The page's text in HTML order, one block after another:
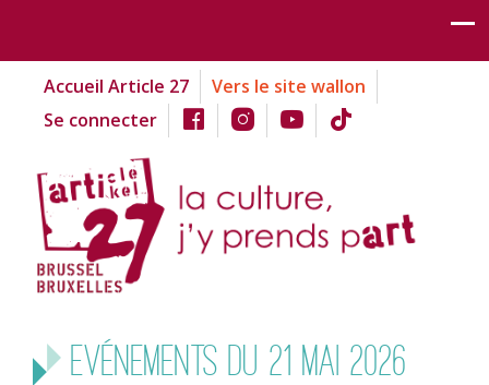
Accueil Article 27
Vers le site wallon
Se connecter
Evénements du 21 mai 2026